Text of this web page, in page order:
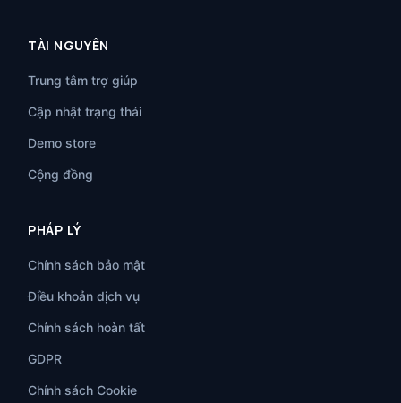
TÀI NGUYÊN
Trung tâm trợ giúp
Cập nhật trạng thái
Demo store
Cộng đồng
PHÁP LÝ
Chính sách bảo mật
Điều khoản dịch vụ
Chính sách hoàn tất
GDPR
Chính sách Cookie